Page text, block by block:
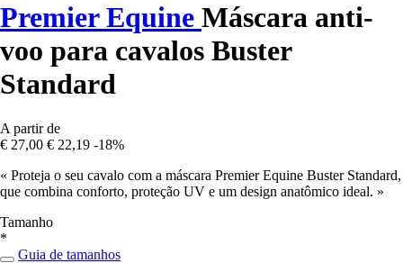
Premier Equine Máscara anti-
voo para cavalos Buster
Standard
A partir de
€ 27,00 € 22,19 -18%
« Proteja o seu cavalo com a máscara Premier Equine Buster Standard,
que combina conforto, proteção UV e um design anatômico ideal. »
Tamanho
*
Guia de tamanhos